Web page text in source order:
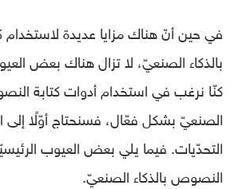
في حين أنّ هناك مزايا عديدة
بالذكاء الصنعيّ، لا تزال هناك بعض
كنّا نرغب في استخدام أدوات كتابة
الصنعيّ بشكل فعّال، فسنحتاج أوّلًا إلى
التحدّيات. فيما يلي بعض العيوب
النصوص بالذكاء الصنعيّ.